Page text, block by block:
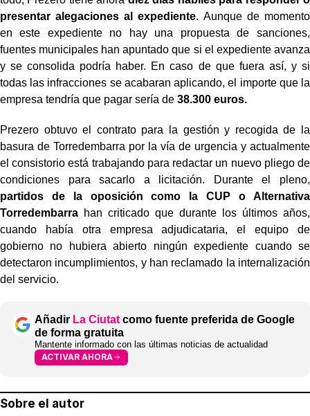
presentar alegaciones al expediente. Aunque de momento
en este expediente no hay una propuesta de sanciones,
fuentes municipales han apuntado que si el expediente avanza
y se consolida podría haber. En caso de que fuera así, y si
todas las infracciones se acabaran aplicando, el importe que la
empresa tendría que pagar sería de 38.300 euros.
Prezero obtuvo el contrato para la gestión y recogida de la
basura de Torredembarra por la vía de urgencia y actualmente
el consistorio está trabajando para redactar un nuevo pliego de
condiciones para sacarlo a licitación. Durante el pleno,
partidos de la oposición como la CUP o Alternativa
Torredembarra han criticado que durante los últimos años,
cuando había otra empresa adjudicataria, el equipo de
gobierno no hubiera abierto ningún expediente cuando se
detectaron incumplimientos, y han reclamado la internalización
del servicio.
Añadir La Ciutat como fuente preferida de Google
de forma gratuita
Mantente informado con las últimas noticias de actualidad
ACTIVAR AHORA
Sobre el autor